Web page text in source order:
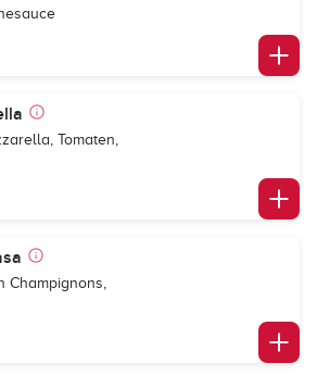
Tomaten,
Champignons,